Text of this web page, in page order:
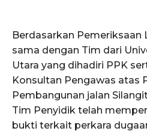
Berdasarkan Pemeriksaan
sama dengan Tim dari
Utara yang dihadiri PPK
Konsultan Pengawas atas
Pembangunan jalan
Tim Penyidik telah
bukti terkait perkara